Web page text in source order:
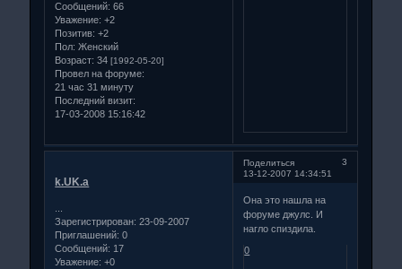
Сообщений: 66
Уважение: +2
Позитив: +2
Пол: Женский
Возраст: 34[1992-05-20]
Провел на форуме:
21 час 31 минуту
Последний визит:
17-03-2008 15:16:42
Поделиться
3
13-12-2007 14:34:51
k.UK.a
Зарегистрирован: 23-09-2007
Приглашений: 0
Сообщений: 17
Уважение: +0
Она это нашла на
форуме джулс. И
нагло спиздила.
0